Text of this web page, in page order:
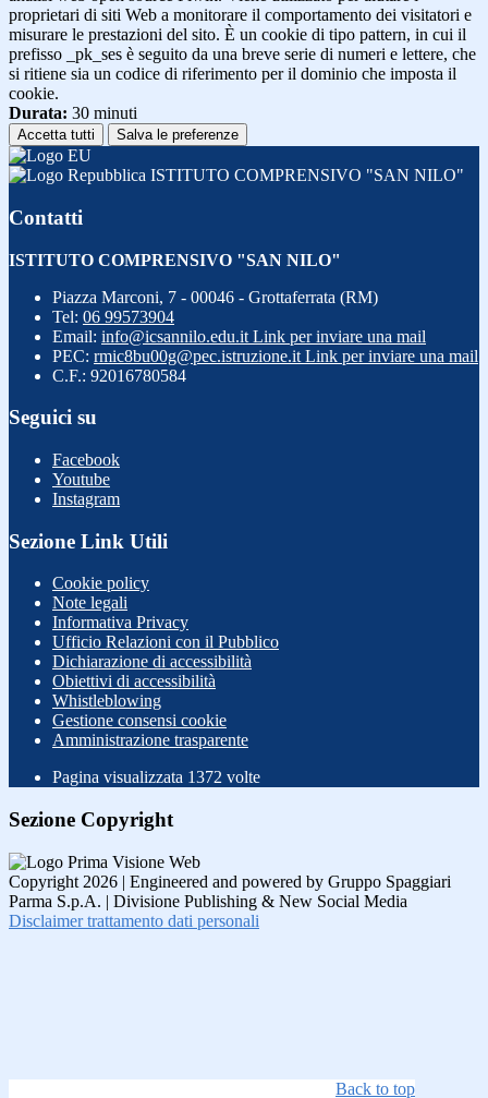
proprietari di siti Web a monitorare il comportamento dei visitatori e
misurare le prestazioni del sito. È un cookie di tipo pattern, in cui il
prefisso _pk_ses è seguito da una breve serie di numeri e lettere, che
si ritiene sia un codice di riferimento per il dominio che imposta il
cookie.
Durata: 30 minuti
Accetta tutti Salva le preferenze
ISTITUTO COMPRENSIVO "SAN NILO"
Contatti
ISTITUTO COMPRENSIVO "SAN NILO"
Piazza Marconi, 7 - 00046 - Grottaferrata (RM)
Tel: 06 99573904
Email: info@icsannilo.edu.it Link per inviare una mail
PEC: rmic8bu00g@pec.istruzione.it Link per inviare una mail
C.F.: 92016780584
Seguici su
Facebook
Youtube
Instagram
Sezione Link Utili
Cookie policy
Note legali
Informativa Privacy
Ufficio Relazioni con il Pubblico
Dichiarazione di accessibilità
Obiettivi di accessibilità
Whistleblowing
Gestione consensi cookie
Amministrazione trasparente
Pagina visualizzata 1372 volte
Sezione Copyright
Copyright 2026 | Engineered and powered by Gruppo Spaggiari
Parma S.p.A. | Divisione Publishing & New Social Media
Disclaimer trattamento dati personali
Back to top